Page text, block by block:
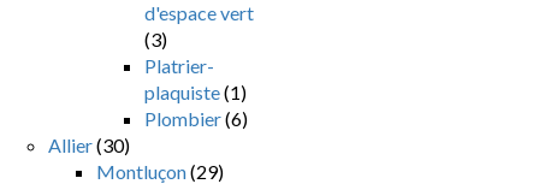
d'espace vert
(3)
Platrier-
plaquiste(1)
Plombier(6)
Allier(30)
Montluçon(29)